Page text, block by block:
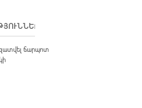
ճարպոտ